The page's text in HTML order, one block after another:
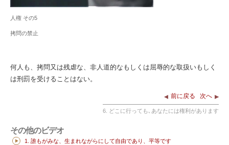
人権 その5
拷問の禁止
何人も、拷問又は残虐な、非人道的なもしくは屈辱的な取扱いもしく
は刑罰を受けることはない。
前に戻る 次へ
6. どこに行っても､あなたには権利があります
その他のビデオ
1. 誰もがみな、生まれながらにして自由であり、平等です